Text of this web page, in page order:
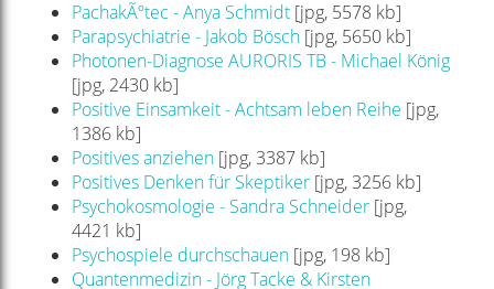
PachakÃºtec - Anya Schmidt[jpg, 5578 kb]
Parapsychiatrie - Jakob Bösch[jpg, 5650 kb]
Photonen-Diagnose AURORIS TB - Michael König
[jpg, 2430 kb]
Positive Einsamkeit - Achtsam leben Reihe [jpg,
1386 kb]
Positives anziehen[jpg, 3387 kb]
Positives Denken für Skeptiker[jpg, 3256 kb]
Psychokosmologie - Sandra Schneider[jpg,
4421 kb]
Psychospiele durchschauen[jpg, 198 kb]
Quantenmedizin - Jörg Tacke & Kirsten